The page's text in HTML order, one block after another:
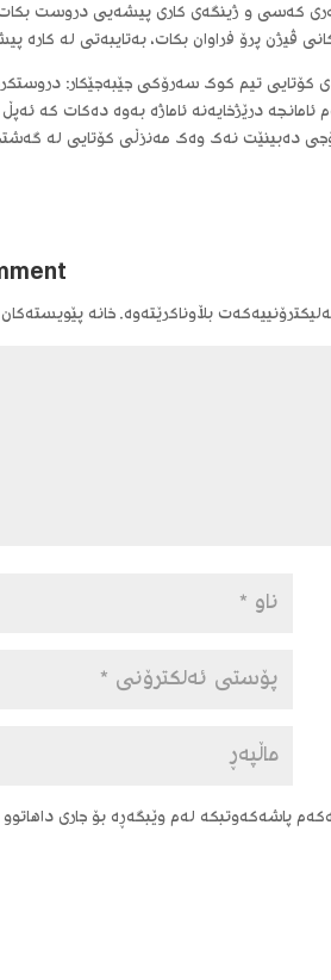
کەسی و ژینگەی کاری پیشەیی دروست
ڤیژن پرۆ فراوان بکات، بەتایبەتی لە کارە
کۆتایی تیم کوک سەرۆکی جێبەجێکار:
درێژخایەنە ئاماژە بەوە دەکات کە
دەبینێت نەک وەک مەنزڵی کۆتایی لە
بڵاوناکرێتەوە. خانە
پاشەکەوتبکە لەم وێبگەڕە بۆ جاری